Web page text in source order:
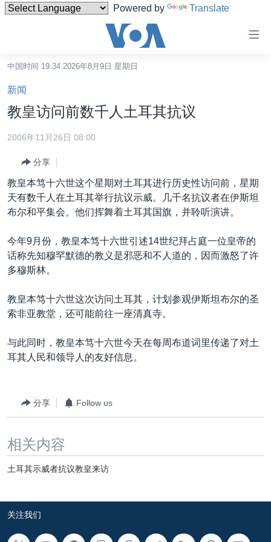
Powered by Translate
碍
链
接
跳
转
容
跳
航
到
检
港澳
国际
最新国际新闻
中东
欧洲
非洲
美洲
全球议题
分类新闻
人权·法律·宗教
科教·文娱·体健
军事
劳工
环境
热点专题
白宫要闻
国会报道
美中关系
美国建国250周年
埃博拉疫情
重要讲话与声明
南中国海争端
关注西藏
GEN Z 看美国
VOA视频
VOA今日焦点
中文广播
关注我们
中国时间 19:34 2026年8月9日 星期日
新闻
教皇访问前数千人土耳其抗议
2006年11月26日 08:00
分享
教皇本笃十六世这个星期对土耳其进行历史性访问前，星期
天有数千人在土耳其举行抗议示威。几千名抗议者在伊斯坦
布尔和平集会。他们挥舞着土耳其国旗，并聆听演讲。
今年9月份，教皇本笃十六世引述14世纪拜占庭一位皇帝的
话称先知穆罕默德的教义是邪恶和不人道的，因而激怒了许
多穆斯林。
教皇本笃十六世这次访问土耳其，计划参观伊斯坦布尔的圣
索非亚教堂，还可能前往一座清真寺。
与此同时，教皇本笃十六世今天在每周布道词里传递了对土
耳其人民和领导人的友好信息。
分享 Follow us
相关内容
土耳其示威者抗议教皇来访
关注我们